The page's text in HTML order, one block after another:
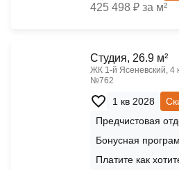
425 498 ₽ за м²
Cтудия, 26.9 м²
ЖК 1‑й Ясеневский, 4
№762
1 кв 2028
Предчистовая
Бонусная
Платите как